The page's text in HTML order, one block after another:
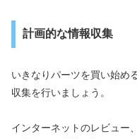
計画的な情報収集
いきなりパーツを買い始め
収集を行いましょう。
インターネットのレビュー